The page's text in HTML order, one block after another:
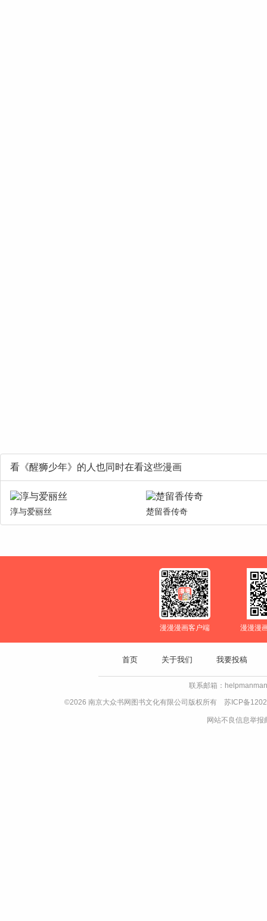
看《醒狮少年》的人也同时在看这些漫画
淳与爱丽丝 楚留香传奇
漫漫漫画客户端 漫漫漫
首页 关于我们 我要投稿
联系邮箱：
©2026 南京大众书网图书文化有限公司版权所有 苏ICP备
网站不良信息举